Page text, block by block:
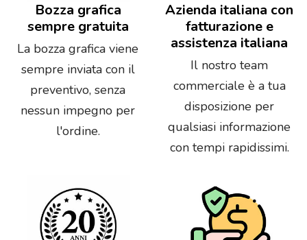
Bozza grafica
sempre gratuita
La bozza grafica viene
sempre inviata con il
preventivo, senza
nessun impegno per
l'ordine.
Azienda italiana con
fatturazione e
assistenza italiana
Il nostro team
commerciale è a tua
disposizione per
qualsiasi informazione
con tempi rapidissimi.